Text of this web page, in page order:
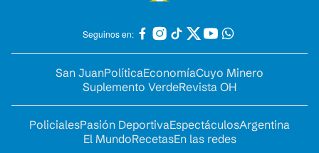
Seguinos en:
San JuanPolíticaEconomíaCuyo Minero
Suplemento VerdeRevista OH
PolicialesPasión DeportivaEspectáculosArgentina
El MundoRecetasEn las redes